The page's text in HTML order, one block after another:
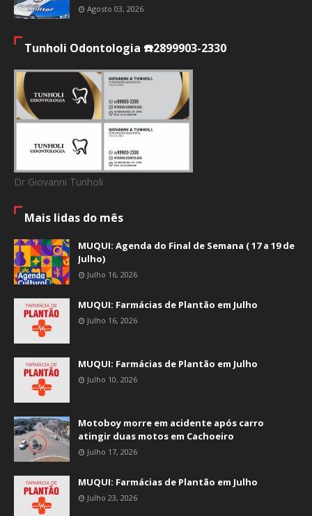
Agosto 03, 2026
Tunholi Odontologia ☎️2899903-2330
Dr Giovanni Tunholi
Mais lidas do mês
MUQUI: Agenda do Final de Semana ( 17 a 19 de
Julho)
Julho 16, 2026
MUQUI: Farmácias de Plantão em Julho
Julho 16, 2026
MUQUI: Farmácias de Plantão em Julho
Julho 10, 2026
Motoboy morre em acidente após carro
atingir duas motos em Cachoeiro
Julho 17, 2026
MUQUI: Farmácias de Plantão em Julho
Julho 23, 2026